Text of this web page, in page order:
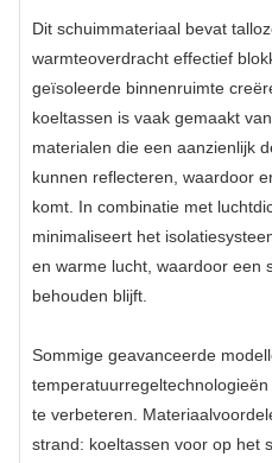
Dit schuimmateriaal bevat
warmteoverdracht effectief
geïsoleerde binnenruimte
koeltassen is vaak gemaakt
materialen die een aanzienlijk
kunnen reflecteren, waardoor
komt. In combinatie met
minimaliseert het
en warme lucht, waardoor een
behouden blijft.
Sommige geavanceerde
te verbeteren.
strand: koeltassen voor op het